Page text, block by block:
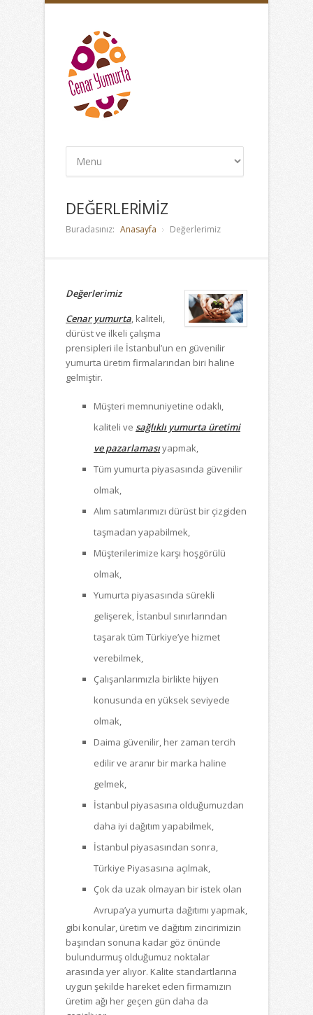
DEĞERLERİMİZ
Buradasınız: Anasayfa Değerlerimiz
Değerlerimiz
Cenar yumurta, kaliteli,
dürüst ve ilkeli çalışma
prensipleri ile İstanbul’un en güvenilir
yumurta üretim firmalarından biri haline
gelmiştir.
Müşteri memnuniyetine odaklı,
kaliteli ve sağlıklı yumurta üretimi
ve pazarlamasıyapmak,
Tüm yumurta piyasasında güvenilir
olmak,
Alım satımlarımızı dürüst bir çizgiden
taşmadan yapabilmek,
Müşterilerimize karşı hoşgörülü
olmak,
Yumurta piyasasında sürekli
gelişerek, İstanbul sınırlarından
taşarak tüm Türkiye’ye hizmet
verebilmek,
Çalışanlarımızla birlikte hijyen
konusunda en yüksek seviyede
olmak,
Daima güvenilir, her zaman tercih
edilir ve aranır bir marka haline
gelmek,
İstanbul piyasasına olduğumuzdan
daha iyi dağıtım yapabilmek,
İstanbul piyasasından sonra,
Türkiye Piyasasına açılmak,
Çok da uzak olmayan bir istek olan
Avrupa’ya yumurta dağıtımı yapmak,
gibi konular, üretim ve dağıtım zincirimizin
başından sonuna kadar göz önünde
bulundurmuş olduğumuz noktalar
arasında yer alıyor. Kalite standartlarına
uygun şekilde hareket eden firmamızın
üretim ağı her geçen gün daha da